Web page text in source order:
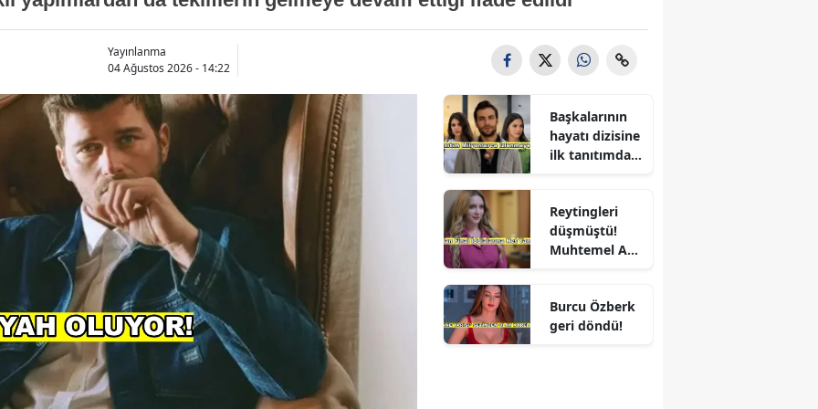
Yayınlanma
04 Ağustos 2026 - 14:22
Başkalarının
hayatı dizisine
ilk tanıtımdan
Reytingleri
düşmüştü!
Muhtemel Aşk
Burcu Özberk
geri döndü!